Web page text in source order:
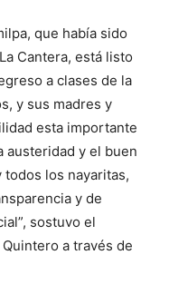
que había sido
Cantera, está listo
a clases de la
y sus madres y
esta importante
austeridad y el buen
los nayaritas,
y de
sostuvo el
a través de